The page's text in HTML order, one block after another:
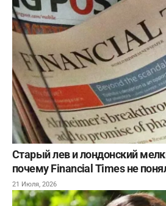
Старый лев и лондонский
почему Financial Times не
21 Июля, 2026